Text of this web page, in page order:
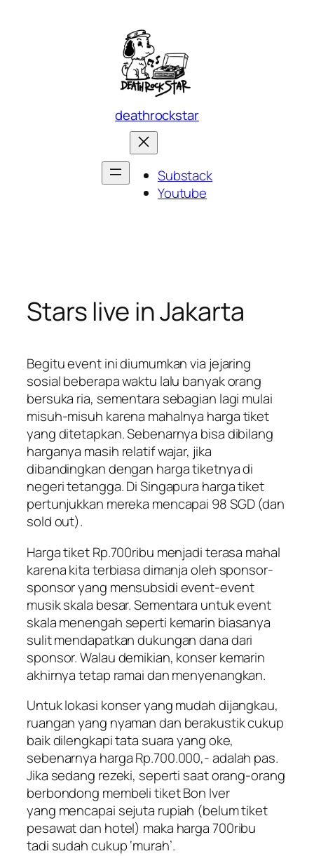
deathrockstar
Substack
Youtube
Stars live in Jakarta
Begitu event ini diumumkan via jejaring
sosial beberapa waktu lalu banyak orang
bersuka ria, sementara sebagian lagi mulai
misuh-misuh karena mahalnya harga tiket
yang ditetapkan. Sebenarnya bisa dibilang
harganya masih relatif wajar, jika
dibandingkan dengan harga tiketnya di
negeri tetangga. Di Singapura harga tiket
pertunjukkan mereka mencapai 98 SGD (dan
sold out).
Harga tiket Rp.700ribu menjadi terasa mahal
karena kita terbiasa dimanja oleh sponsor-
sponsor yang mensubsidi event-event
musik skala besar. Sementara untuk event
skala menengah seperti kemarin biasanya
sulit mendapatkan dukungan dana dari
sponsor. Walau demikian, konser kemarin
akhirnya tetap ramai dan menyenangkan.
Untuk lokasi konser yang mudah dijangkau,
ruangan yang nyaman dan berakustik cukup
baik dilengkapi tata suara yang oke,
sebenarnya harga Rp.700.000,- adalah pas.
Jika sedang rezeki, seperti saat orang-orang
berbondong membeli tiket Bon Iver
yang mencapai sejuta rupiah (belum tiket
pesawat dan hotel) maka harga 700ribu
tadi sudah cukup ‘murah’.